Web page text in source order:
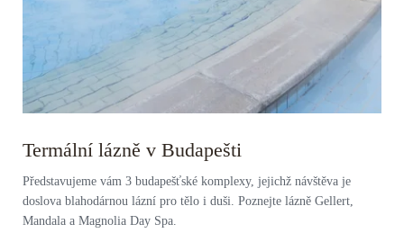
Termální lázně v Budapešti
Představujeme vám 3 budapešťské komplexy, jejichž návštěva je
doslova blahodárnou lázní pro tělo i duši. Poznejte lázně Gellert,
Mandala a Magnolia Day Spa.